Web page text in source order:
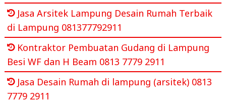
Jasa Arsitek Lampung Desain Rumah Terbaik
di Lampung 081377792911
Kontraktor Pembuatan Gudang di Lampung
Besi WF dan H Beam 0813 7779 2911
Jasa Desain Rumah di lampung (arsitek) 0813
7779 2911